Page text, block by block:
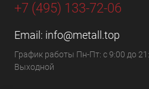
+7 (495) 133-72-06
Email: info@metall.top
График работы Пн-Пт: с 9:00 до
Выходной